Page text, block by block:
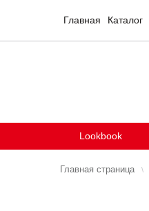
Главная Каталог
Lookbook
Главная страница